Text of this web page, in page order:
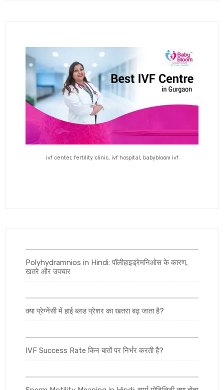
ivf center, fertility clinic, ivf hospital, babybloom ivf
Polyhydramnios in Hindi: पॉलीहाइड्रेमनिओस के कारण,
खतरे और उपचार
क्या प्रेग्नेंसी में हाई ब्लड प्रेशर का खतरा बढ़ जाता है?
IVF Success Rate किन बातों पर निर्भर करती है?